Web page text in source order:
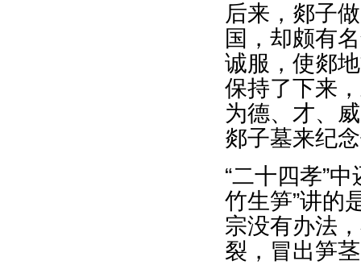
后来，郯子
国，却颇有
诚服，使郯
保持了下来
为德、才、
郯子墓来纪
“二十四孝”
竹生笋”讲的
宗没有办法
裂，冒出笋